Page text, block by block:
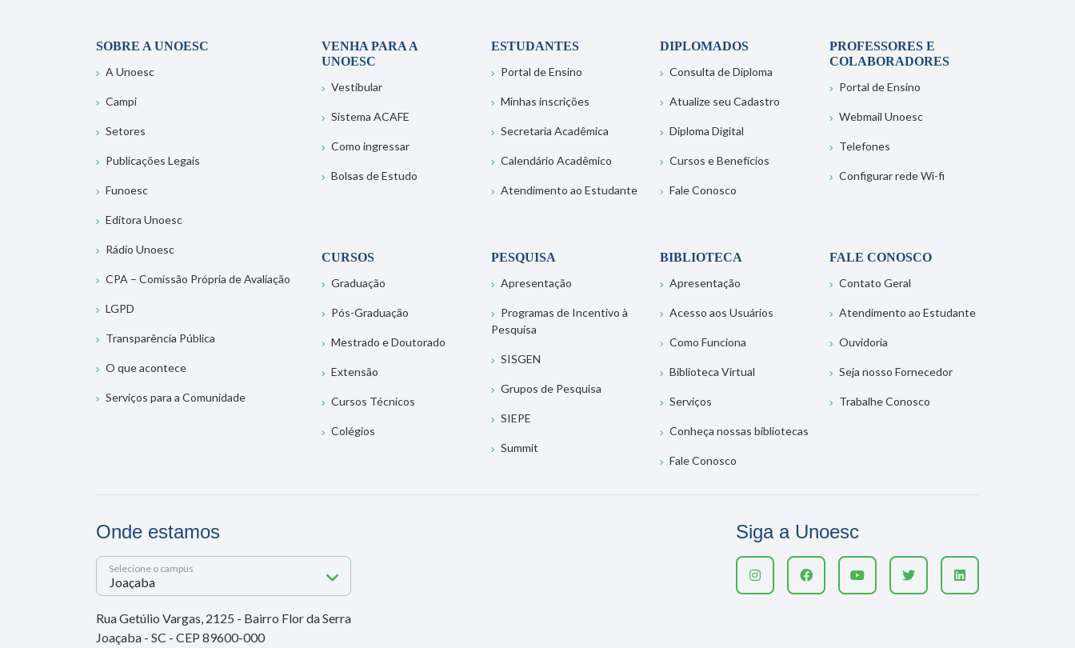
SOBRE A UNOESC
A Unoesc
Campi
Setores
Publicações Legais
Funoesc
Editora Unoesc
Rádio Unoesc
CPA – Comissão Própria de Avaliação
LGPD
Transparência Pública
O que acontece
Serviços para a Comunidade
VENHA PARA A
UNOESC
Vestibular
Sistema ACAFE
Como ingressar
Bolsas de Estudo
ESTUDANTES
Portal de Ensino
Minhas inscrições
Secretaria Acadêmica
Calendário Acadêmico
Atendimento ao Estudante
DIPLOMADOS
Consulta de Diploma
Atualize seu Cadastro
Diploma Digital
Cursos e Benefícios
Fale Conosco
PROFESSORES E
COLABORADORES
Portal de Ensino
Webmail Unoesc
Telefones
Configurar rede Wi-fi
CURSOS
Graduação
Pós-Graduação
Mestrado e Doutorado
Extensão
Cursos Técnicos
Colégios
PESQUISA
Apresentação
Programas de Incentivo à
Pesquisa
SISGEN
Grupos de Pesquisa
SIEPE
Summit
BIBLIOTECA
Apresentação
Acesso aos Usuários
Como Funciona
Biblioteca Virtual
Serviços
Conheça nossas bibliotecas
Fale Conosco
FALE CONOSCO
Contato Geral
Atendimento ao Estudante
Ouvidoria
Seja nosso Fornecedor
Trabalhe Conosco
Onde estamos
Selecione o campus
Rua Getúlio Vargas, 2125 - Bairro Flor da Serra
Joaçaba - SC - CEP 89600-000
Siga a Unoesc